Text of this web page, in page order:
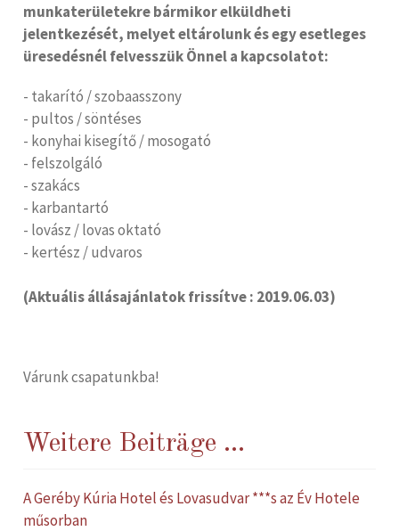
munkaterületekre bármikor elküldheti
jelentkezését, melyet eltárolunk és egy esetleges
üresedésnél felvesszük Önnel a kapcsolatot:
- takarító / szobaasszony
- pultos / söntéses
- konyhai kisegítő / mosogató
- felszolgáló
- szakács
- karbantartó
- lovász / lovas oktató
- kertész / udvaros
(Aktuális állásajánlatok frissítve : 2019.06.03)
Várunk csapatunkba!
Weitere Beiträge ...
A Geréby Kúria Hotel és Lovasudvar ***s az Év Hotele
műsorban